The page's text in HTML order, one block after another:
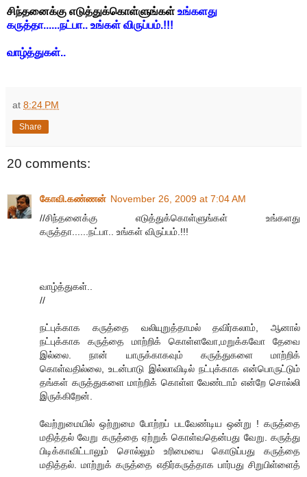
சிந்தனைக்கு எடுத்துக்கொள்ளுங்கள் உங்களது
கருத்தா......நட்பா.. உங்கள் விருப்பம்.!!!
வாழ்த்துகள்..
at 8:24 PM
Share
20 comments:
கோவி.கண்ணன் November 26, 2009 at 7:04 AM
//சிந்தனைக்கு எடுத்துக்கொள்ளுங்கள் உங்களது
கருத்தா......நட்பா.. உங்கள் விருப்பம்.!!!
வாழ்த்துகள்..
//
நட்புக்காக கருத்தை வலியுறுத்தாமல் தவிர்கலாம், ஆனால்
நட்புக்காக கருத்தை மாற்றிக் கொள்ளவோ,மறுக்கவோ தேவை
இல்லை. நான் யாருக்காகவும் கருத்துகளை மாற்றிக்
கொள்வதில்லை, உடன்பாடு இல்லாவிடில் நட்புக்காக என்பொருட்டும்
தங்கள் கருத்துகளை மாற்றிக் கொள்ள வேண்டாம் என்றே சொல்லி
இருக்கிறேன்.
வேற்றுமையில் ஒற்றுமை போற்றப் படவேண்டிய ஒன்று ! கருத்தை
மதித்தல் வேறு கருத்தை ஏற்றுக் கொள்வதென்பது வேறு. கருத்து
பிடிக்காவிட்டாலும் சொல்லும் உரிமையை கொடுப்பது கருத்தை
மதித்தல். மாற்றுக் கருத்தை எதிர்கருத்தாக பார்பது சிறுபிள்ளைத்